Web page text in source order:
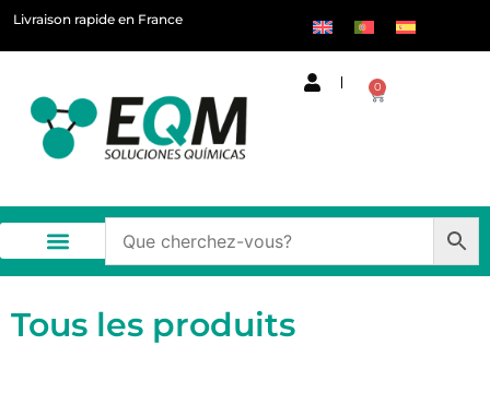
Livraison rapide en France
0
Tous les produits